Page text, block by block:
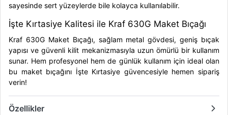
sayesinde sert yüzeylerde bile kolayca kullanılabilir.
İşte Kırtasiye Kalitesi ile Kraf 630G Maket Bıçağı
Kraf 630G Maket Bıçağı, sağlam metal gövdesi, geniş bıçak
yapısı ve güvenli kilit mekanizmasıyla uzun ömürlü bir kullanım
sunar. Hem profesyonel hem de günlük kullanım için ideal olan
bu maket bıçağını İşte Kırtasiye güvencesiyle hemen sipariş
verin!
Özellikler